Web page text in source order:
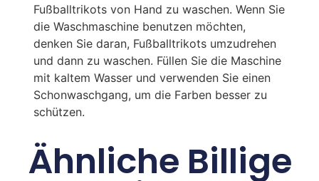
Fußballtrikots von Hand zu waschen. Wenn Sie
die Waschmaschine benutzen möchten,
denken Sie daran, Fußballtrikots umzudrehen
und dann zu waschen. Füllen Sie die Maschine
mit kaltem Wasser und verwenden Sie einen
Schonwaschgang, um die Farben besser zu
schützen.
Ähnliche Billige